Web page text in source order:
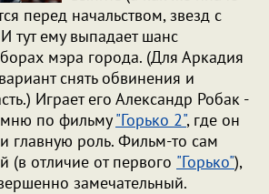
перед начальством, звезд с
тут ему выпадает шанс
мэра города. (Для Аркадия
снять обвинения и
Играет его Александр Робак -
по фильму"Горько 2", где он
главную роль. Фильм-то сам
(в отличие от первого "Горько"),
замечательный.